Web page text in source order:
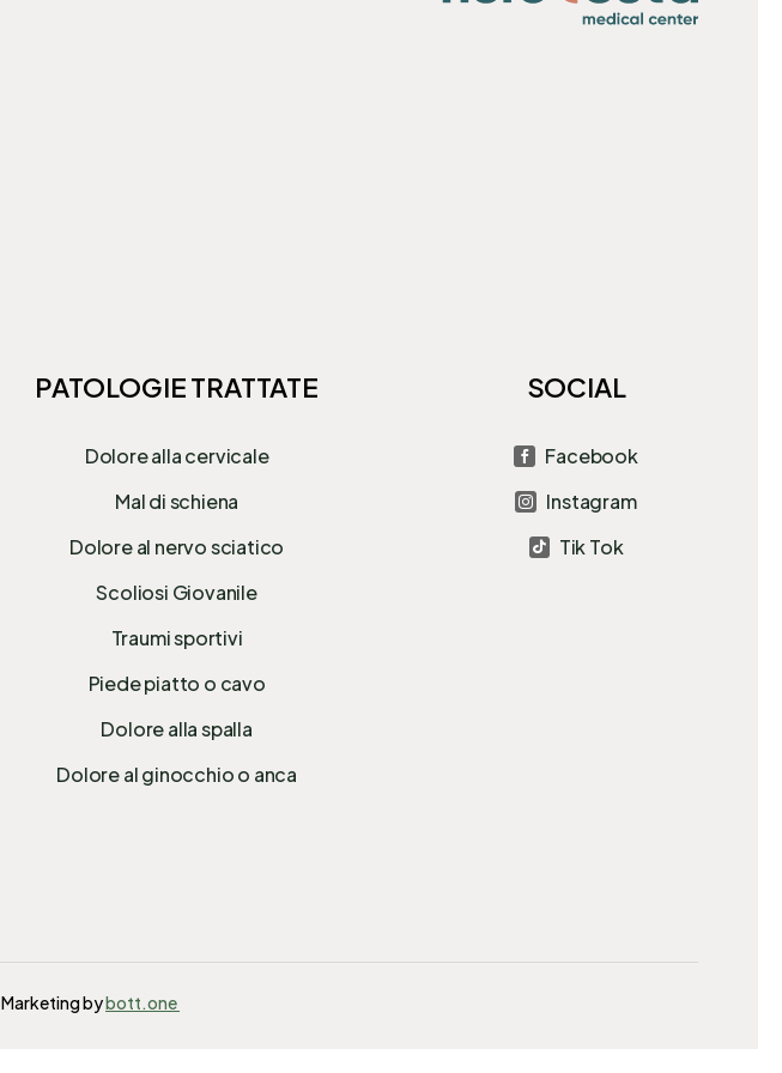
PATOLOGIE TRATTATE
Dolore alla cervicale
Mal di schiena
Dolore al nervo sciatico
Scoliosi Giovanile
Traumi sportivi
Piede piatto o cavo
Dolore alla spalla
Dolore al ginocchio o anca
SOCIAL
 Facebook
 Instagram
 Tik Tok
bybott.one